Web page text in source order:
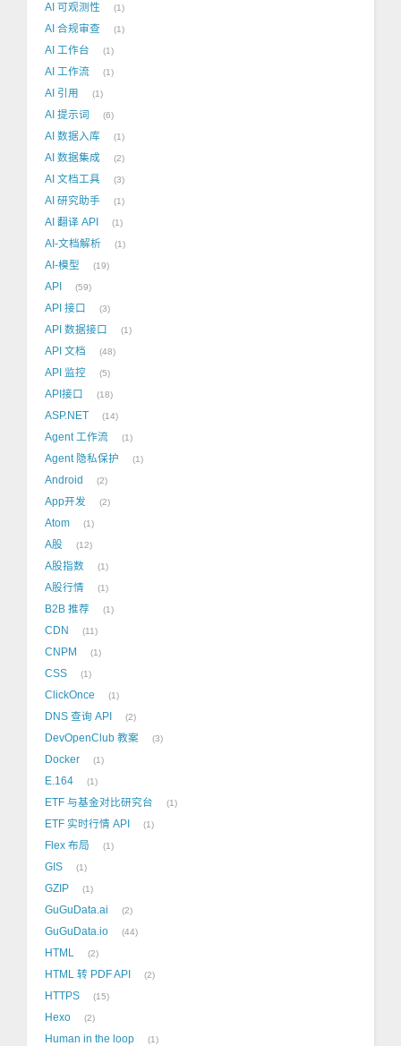
AI 可观测性 1
AI 合规审查 1
AI 工作台 1
AI 工作流 1
AI 引用 1
AI 提示词 6
AI 数据入库 1
AI 数据集成 2
AI 文档工具 3
AI 研究助手 1
AI 翻译 API 1
AI-文档解析 1
AI-模型 19
API 59
API 接口 3
API 数据接口 1
API 文档 48
API 监控 5
API接口 18
ASP.NET 14
Agent 工作流 1
Agent 隐私保护 1
Android 2
App开发 2
Atom 1
A股 12
A股指数 1
A股行情 1
B2B 推荐 1
CDN 11
CNPM 1
CSS 1
ClickOnce 1
DNS 查询 API 2
DevOpenClub 教案 3
Docker 1
E.164 1
ETF 与基金对比研究台 1
ETF 实时行情 API 1
Flex 布局 1
GIS 1
GZIP 1
GuGuData.ai 2
GuGuData.io 44
HTML 2
HTML 转 PDF API 2
HTTPS 15
Hexo 2
Human in the loop 1